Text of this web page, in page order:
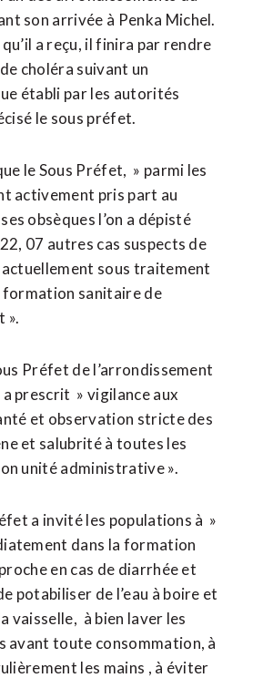
son arrivée à Penka Michel.
a reçu, il finira par rendre
choléra suivant un
établi par les autorités
le sous préfet.
le Sous Préfet, » parmi les
activement pris part au
obsèques l’on a dépisté
07 autres cas suspects de
sous traitement
formation sanitaire de
».
Préfet de l’arrondissement
prescrit » vigilance aux
et observation stricte des
et salubrité à toutes les
unité administrative ».
a invité les populations à »
dans la formation
en cas de diarrhée et
potabiliser de l’eau à boire et
vaisselle, à bien laver les
avant toute consommation, à
les mains , à éviter